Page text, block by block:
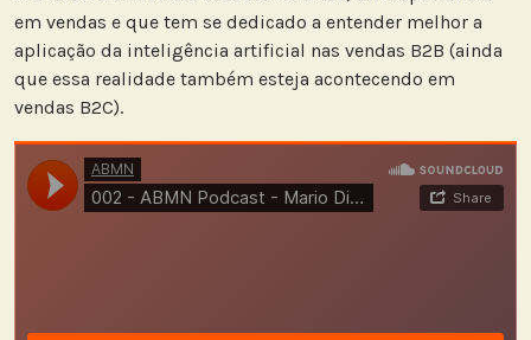
em vendas e que tem se dedicado a entender melhor a
aplicação da inteligência artificial nas vendas B2B (ainda
que essa realidade também esteja acontecendo em
vendas B2C).